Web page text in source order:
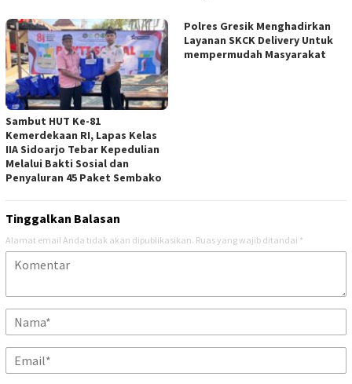
Sambut HUT Ke-81
Kemerdekaan RI, Lapas Kelas
IIA Sidoarjo Tebar Kepedulian
Melalui Bakti Sosial dan
Penyaluran 45 Paket Sembako
Polres Gresik Menghadirkan
Layanan SKCK Delivery Untuk
mempermudah Masyarakat
Tinggalkan Balasan
Alamat email Anda tidak akan dipublikasikan. Ruas yang wajib ditandai *